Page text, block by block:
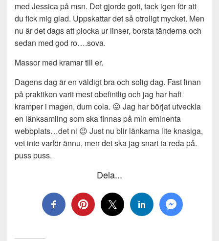
med Jessica på msn. Det gjorde gott, tack igen för att
du fick mig glad. Uppskattar det så otroligt mycket. Men
nu är det dags att plocka ur linser, borsta tänderna och
sedan med god ro….sova.
Massor med kramar till er.
Dagens dag är en väldigt bra och solig dag. Fast linan
på praktiken varit mest obefintlig och jag har haft
kramper i magen, dum cola. 😛 Jag har börjat utveckla
en länksamling som ska finnas på min eminenta
webbplats…det ni 😉 Just nu blir länkarna lite knasiga,
vet inte varför ännu, men det ska jag snart ta reda på.
puss puss.
Dela...